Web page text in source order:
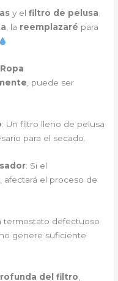
y elfiltro de pelusa.
, la reemplazaré para
, puede ser
: Un filtro lleno de pelusa
para el secado.
: Si el
afectará el proceso de
termostato defectuoso
genere suficiente
del filtro